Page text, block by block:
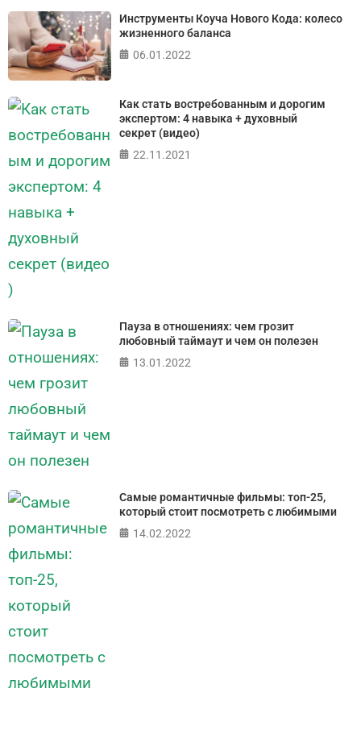
Инструменты Коуча Нового Кода: колесо
жизненного баланса
06.01.2022
Как стать востребованным и дорогим
экспертом: 4 навыка + духовный
секрет (видео)
22.11.2021
Пауза в отношениях: чем грозит
любовный таймаут и чем он полезен
13.01.2022
Самые романтичные фильмы: топ-25,
который стоит посмотреть с любимыми
14.02.2022